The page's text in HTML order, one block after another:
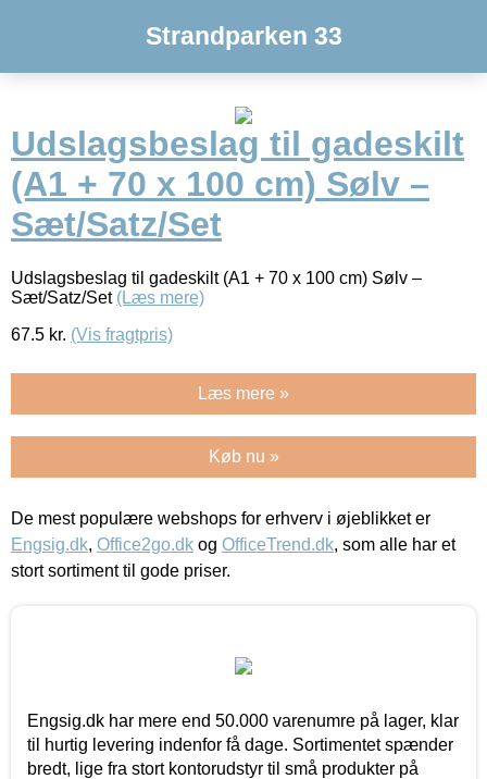
Strandparken 33
Udslagsbeslag til gadeskilt
(A1 + 70 x 100 cm) Sølv –
Sæt/Satz/Set
Udslagsbeslag til gadeskilt (A1 + 70 x 100 cm) Sølv –
Sæt/Satz/Set (Læs mere)
67.5 kr. (Vis fragtpris)
Læs mere »
Køb nu »
De mest populære webshops for erhverv i øjeblikket er
Engsig.dk, Office2go.dk og OfficeTrend.dk, som alle har et
stort sortiment til gode priser.
Engsig.dk har mere end 50.000 varenumre på lager, klar
til hurtig levering indenfor få dage. Sortimentet spænder
bredt, lige fra stort kontorudstyr til små produkter på